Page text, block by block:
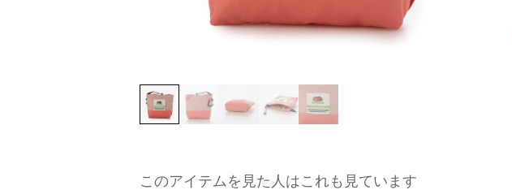
このアイテムを見た人はこれも見ています